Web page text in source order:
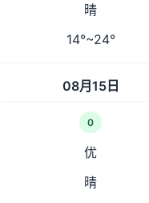
晴
14°~24°
08月15日
0
优
晴